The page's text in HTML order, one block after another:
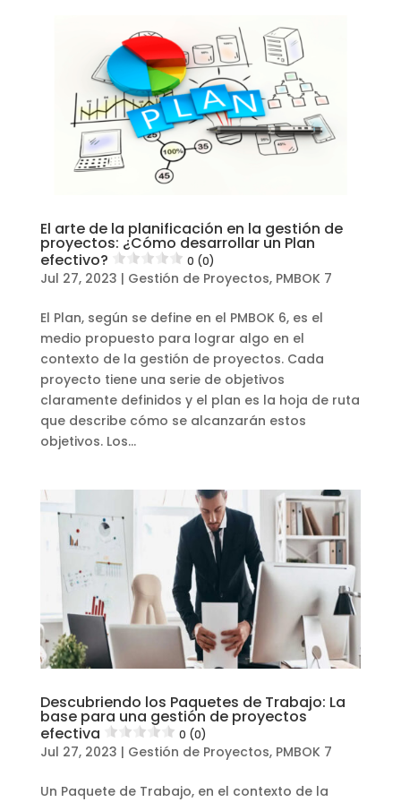
El arte de la planificación en la gestión de
proyectos: ¿Cómo desarrollar un Plan
efectivo?
0 (0)
Jul 27, 2023 | Gestión de Proyectos, PMBOK 7
El Plan, según se define en el PMBOK 6, es el
medio propuesto para lograr algo en el
contexto de la gestión de proyectos. Cada
proyecto tiene una serie de objetivos
claramente definidos y el plan es la hoja de ruta
que describe cómo se alcanzarán estos
objetivos. Los...
Descubriendo los Paquetes de Trabajo: La
base para una gestión de proyectos
efectiva
0 (0)
Jul 27, 2023 | Gestión de Proyectos, PMBOK 7
Un Paquete de Trabajo, en el contexto de la